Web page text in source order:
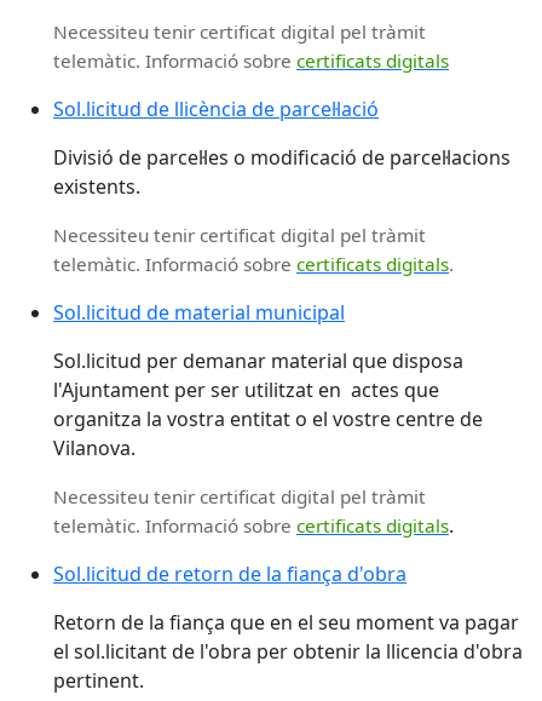
Necessiteu tenir certificat digital pel tràmit
telemàtic. Informació sobre certificats digitals
Sol.licitud de llicència de parcel·lació
Divisió de parcel·les o modificació de parcel·lacions
existents.
Necessiteu tenir certificat digital pel tràmit
telemàtic. Informació sobre certificats digitals.
Sol.licitud de material municipal
Sol.licitud per demanar material que disposa
l'Ajuntament per ser utilitzat en actes que
organitza la vostra entitat o el vostre centre de
Vilanova.
Necessiteu tenir certificat digital pel tràmit
telemàtic. Informació sobre certificats digitals.
Sol.licitud de retorn de la fiança d'obra
Retorn de la fiança que en el seu moment va pagar
el sol.licitant de l'obra per obtenir la llicencia d'obra
pertinent.